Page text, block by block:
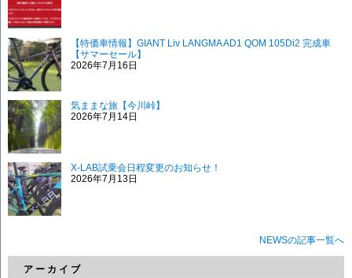
【特価車情報】GIANT Liv LANGMA AD1 QOM 105Di2 完成車
【サマーセール】
2026年7月16日
気ままな旅【今川峠】
2026年7月14日
X-LAB試乗会日程変更のお知らせ！
2026年7月13日
NEWSの記事一覧へ
アーカイブ